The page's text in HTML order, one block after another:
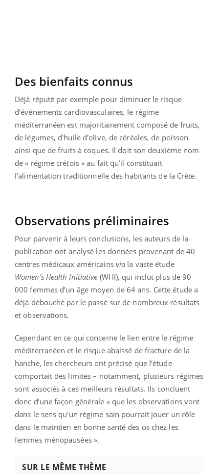
Des bienfaits connus
Déjà réputé par exemple pour diminuer le risque
d’événements cardiovasculaires, le régime
méditerranéen est majoritairement composé de fruits,
de légumes, d'huile d'olive, de céréales, de poisson
ainsi que de fruits à coques. Il doit son deuxième nom
de « régime crétois » au fait qu’il constituait
l'alimentation traditionnelle des habitants de la Crète.
Observations préliminaires
Pour parvenir à leurs conclusions, les auteurs de la
publication ont analysé les données provenant de 40
centres médicaux américains via la vaste étude
Women’s Health Initiative (WHI), qui inclut plus de 90
000 femmes d’un âge moyen de 64 ans. Cette étude a
déjà débouché par le passé sur de nombreux résultats
et observations.
Cependant en ce qui concerne le lien entre le régime
méditerranéen et le risque abaissé de fracture de la
hanche, les chercheurs ont précisé que l’étude
comportait des limites – notamment, plusieurs régimes
sont associés à ces meilleurs résultats. Ils concluent
donc d’une façon générale « que les observations vont
dans le sens qu’un régime sain pourrait jouer un rôle
dans le maintien en bonne santé des os chez les
femmes ménopausées ».
SUR LE MÊME THÈME